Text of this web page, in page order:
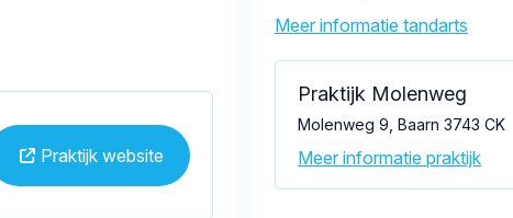
Praktijk website
Meer informatie tandarts
Praktijk Molenweg
Molenweg 9, Baarn 3743 CK
Meer informatie praktijk